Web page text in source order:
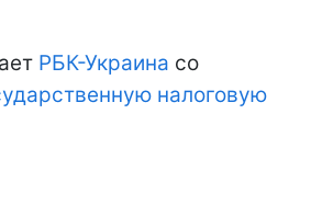
РБК-Украина со
налоговую